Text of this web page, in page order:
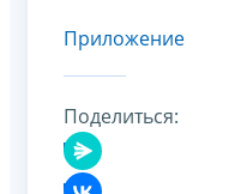
Приложение
Поделиться: